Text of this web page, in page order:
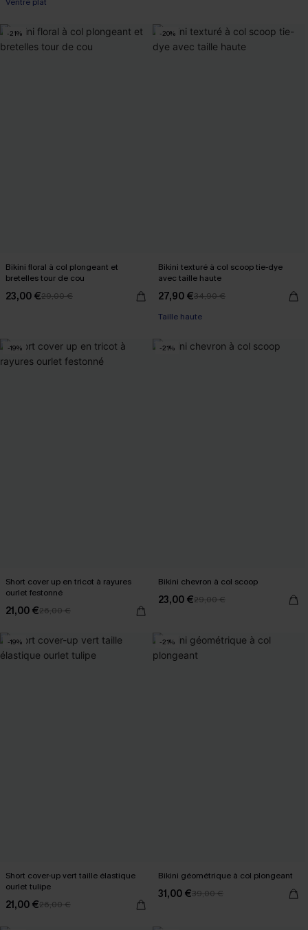
-21%
Bikini floral à col plongeant et
bretelles tour de cou
23,00 €29,00 €
-20%
Bikini texturé à col scoop tie-dye
avec taille haute
27,90 €34,90 €
Taille haute
-19%
Short cover up en tricot à rayures
ourlet festonné
21,00 €26,00 €
-21%
Bikini chevron à col scoop
23,00 €29,00 €
-19%
Short cover-up vert taille élastique
ourlet tulipe
21,00 €26,00 €
-21%
Bikini géométrique à col plongeant
31,00 €39,00 €